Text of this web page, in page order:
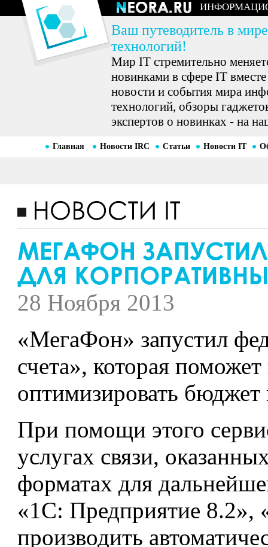
Ваш путеводитель в
технологий!
Мир IT стремительно
новинками в сфере IT
новости и события мира
технологий, обзоры
экспертов о новинках - на
Главная Новости IRC Статьи Новости IT
28 Ноября 2013
«МегаФон» запустил
счета», которая
оптимизировать
При помощи этого
услугах связи,
форматах для
«1С: Предприятие 8.2»,
производить